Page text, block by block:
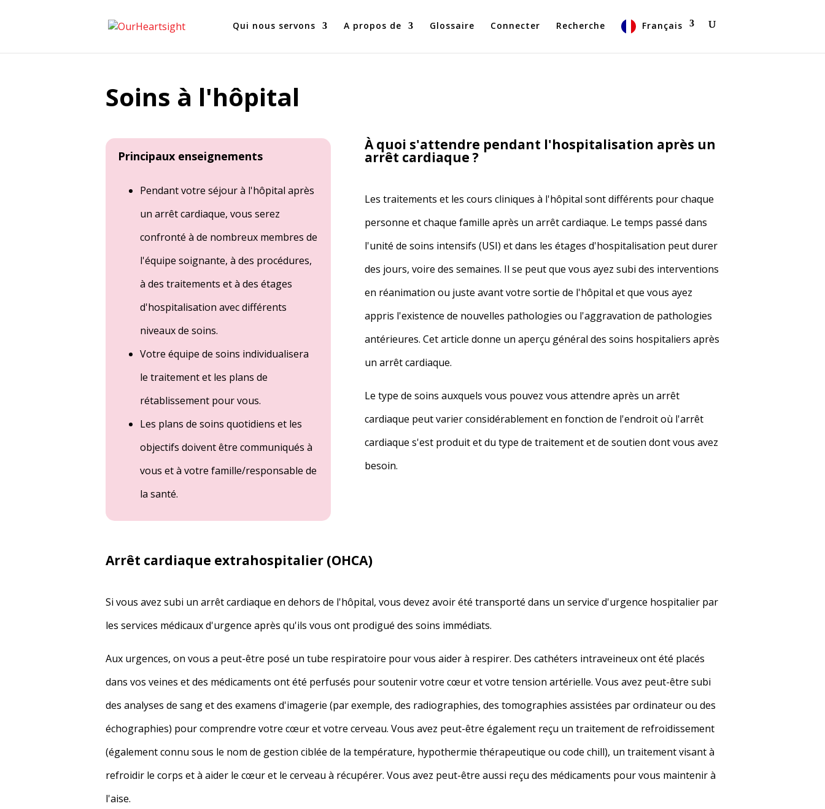
Qui nous servons A propos de Glossaire Connecter Recherche Français
Soins à l'hôpital
Principaux enseignements
Pendant votre séjour à l'hôpital après
un arrêt cardiaque, vous serez
confronté à de nombreux membres de
l'équipe soignante, à des procédures,
à des traitements et à des étages
d'hospitalisation avec différents
niveaux de soins.
Votre équipe de soins individualisera
le traitement et les plans de
rétablissement pour vous.
Les plans de soins quotidiens et les
objectifs doivent être communiqués à
vous et à votre famille/responsable de
la santé.
À quoi s'attendre pendant l'hospitalisation après un
arrêt cardiaque ?
Les traitements et les cours cliniques à l'hôpital sont différents pour chaque
personne et chaque famille après un arrêt cardiaque. Le temps passé dans
l'unité de soins intensifs (USI) et dans les étages d'hospitalisation peut durer
des jours, voire des semaines. Il se peut que vous ayez subi des interventions
en réanimation ou juste avant votre sortie de l'hôpital et que vous ayez
appris l'existence de nouvelles pathologies ou l'aggravation de pathologies
antérieures. Cet article donne un aperçu général des soins hospitaliers après
un arrêt cardiaque.
Le type de soins auxquels vous pouvez vous attendre après un arrêt
cardiaque peut varier considérablement en fonction de l'endroit où l'arrêt
cardiaque s'est produit et du type de traitement et de soutien dont vous avez
besoin.
Arrêt cardiaque extrahospitalier (OHCA)
Si vous avez subi un arrêt cardiaque en dehors de l'hôpital, vous devez avoir été transporté dans un service d'urgence hospitalier par
les services médicaux d'urgence après qu'ils vous ont prodigué des soins immédiats.
Aux urgences, on vous a peut-être posé un tube respiratoire pour vous aider à respirer. Des cathéters intraveineux ont été placés
dans vos veines et des médicaments ont été perfusés pour soutenir votre cœur et votre tension artérielle. Vous avez peut-être subi
des analyses de sang et des examens d'imagerie (par exemple, des radiographies, des tomographies assistées par ordinateur ou des
échographies) pour comprendre votre cœur et votre cerveau. Vous avez peut-être également reçu un traitement de refroidissement
(également connu sous le nom de gestion ciblée de la température, hypothermie thérapeutique ou code chill), un traitement visant à
refroidir le corps et à aider le cœur et le cerveau à récupérer. Vous avez peut-être aussi reçu des médicaments pour vous maintenir à
l'aise.